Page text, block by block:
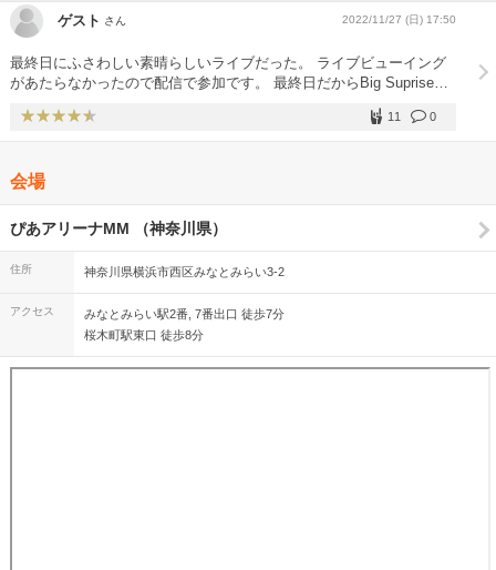
ゲスト さん 2022/11/27 (日) 17:50
最終日にふさわしい素晴らしいライブだった。 ライブビューイング
があたらなかったので配信で参加です。 最終日だからBig Supriseを
最後まで頑張って！！
0
11
会場
ぴあアリーナMM （神奈川県）
住所 神奈川県横浜市西区みなとみらい3-2
アクセス
みなとみらい駅2番, 7番出口 徒歩7分
桜木町駅東口 徒歩8分